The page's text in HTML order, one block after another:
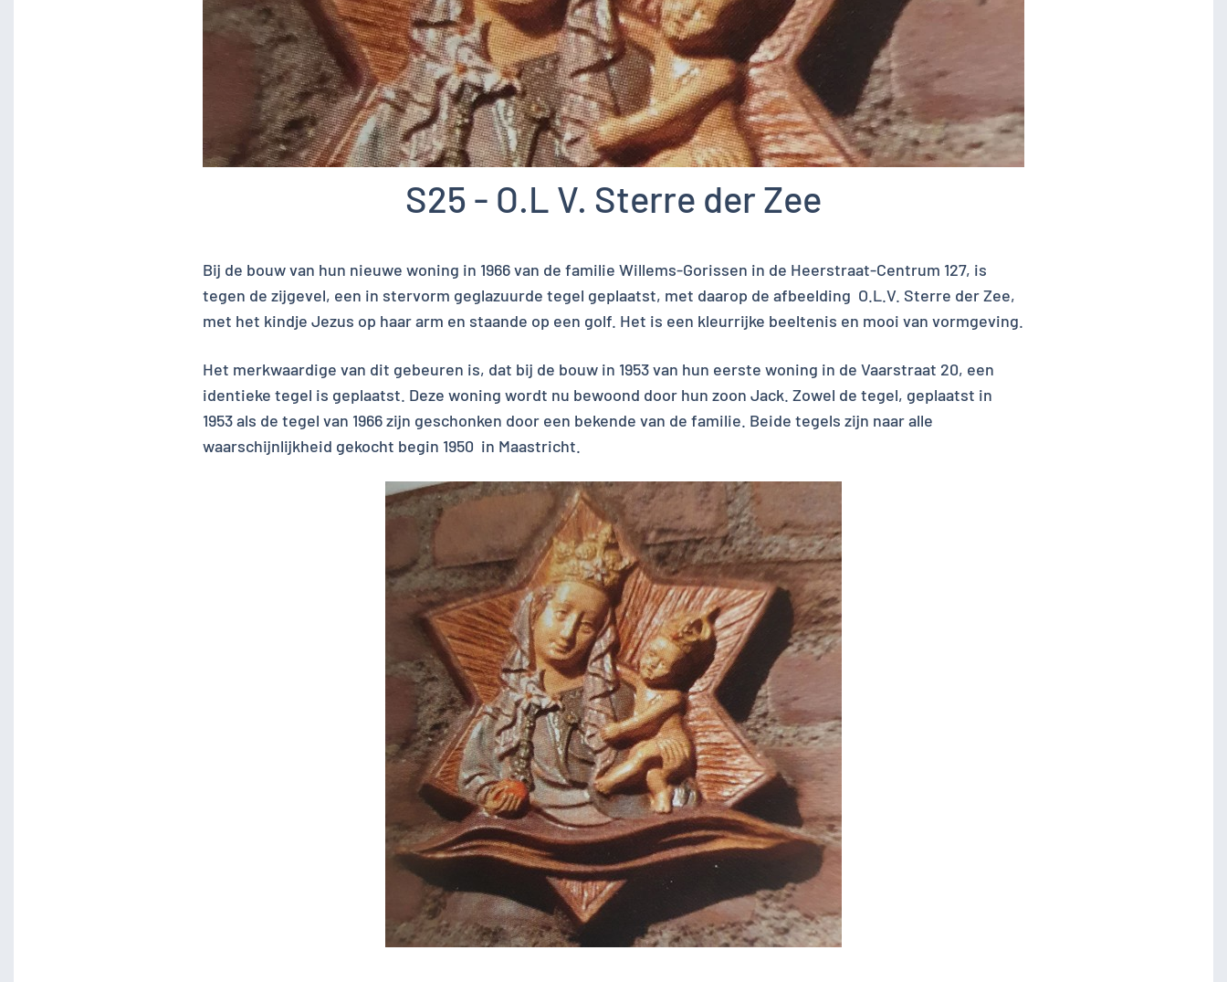
S25 - O.L V. Sterre der Zee
Bij de bouw van hun nieuwe woning in 1966 van de familie Willems-Gorissen in de Heerstraat-Centrum 127, is
tegen de zijgevel, een in stervorm geglazuurde tegel geplaatst, met daarop de afbeelding O.L.V. Sterre der Zee,
met het kindje Jezus op haar arm en staande op een golf. Het is een kleurrijke beeltenis en mooi van vormgeving.
Het merkwaardige van dit gebeuren is, dat bij de bouw in 1953 van hun eerste woning in de Vaarstraat 20, een
identieke tegel is geplaatst. Deze woning wordt nu bewoond door hun zoon Jack. Zowel de tegel, geplaatst in
1953 als de tegel van 1966 zijn geschonken door een bekende van de familie. Beide tegels zijn naar alle
waarschijnlijkheid gekocht begin 1950 in Maastricht.